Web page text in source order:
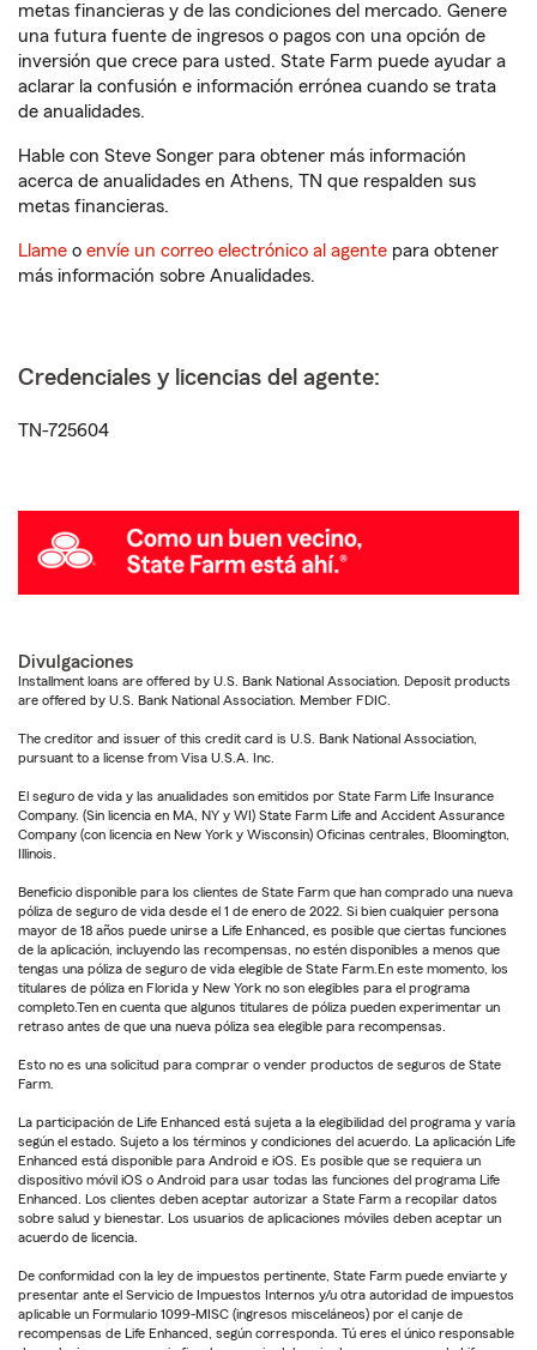
metas financieras y de las condiciones del mercado. Genere
una futura fuente de ingresos o pagos con una opción de
inversión que crece para usted. State Farm puede ayudar a
aclarar la confusión e información errónea cuando se trata
de anualidades.
Hable con Steve Songer para obtener más información
acerca de anualidades en Athens, TN que respalden sus
metas financieras.
Llame o envíe un correo electrónico al agente para obtener
más información sobre Anualidades.
Credenciales y licencias del agente:
TN-725604
Divulgaciones
Installment loans are offered by U.S. Bank National Association. Deposit products
are offered by U.S. Bank National Association. Member FDIC.
The creditor and issuer of this credit card is U.S. Bank National Association,
pursuant to a license from Visa U.S.A. Inc.
El seguro de vida y las anualidades son emitidos por State Farm Life Insurance
Company. (Sin licencia en MA, NY y WI) State Farm Life and Accident Assurance
Company (con licencia en New York y Wisconsin) Oficinas centrales, Bloomington,
Illinois.
Beneficio disponible para los clientes de State Farm que han comprado una nueva
póliza de seguro de vida desde el 1 de enero de 2022. Si bien cualquier persona
mayor de 18 años puede unirse a Life Enhanced, es posible que ciertas funciones
de la aplicación, incluyendo las recompensas, no estén disponibles a menos que
tengas una póliza de seguro de vida elegible de State Farm.En este momento, los
titulares de póliza en Florida y New York no son elegibles para el programa
completo.Ten en cuenta que algunos titulares de póliza pueden experimentar un
retraso antes de que una nueva póliza sea elegible para recompensas.
Esto no es una solicitud para comprar o vender productos de seguros de State
Farm.
La participación de Life Enhanced está sujeta a la elegibilidad del programa y varía
según el estado. Sujeto a los términos y condiciones del acuerdo. La aplicación Life
Enhanced está disponible para Android e iOS. Es posible que se requiera un
dispositivo móvil iOS o Android para usar todas las funciones del programa Life
Enhanced. Los clientes deben aceptar autorizar a State Farm a recopilar datos
sobre salud y bienestar. Los usuarios de aplicaciones móviles deben aceptar un
acuerdo de licencia.
De conformidad con la ley de impuestos pertinente, State Farm puede enviarte y
presentar ante el Servicio de Impuestos Internos y/u otra autoridad de impuestos
aplicable un Formulario 1099-MISC (ingresos misceláneos) por el canje de
recompensas de Life Enhanced, según corresponda. Tú eres el único responsable